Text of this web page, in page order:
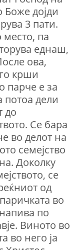
Боже дојди
3 пати.
па
еднаш,
ова,
крши
парче е за
потоа дели
до
Се бара
во делот на
семејство
Доколкy
се
од
во
по
Виното во
во него ја